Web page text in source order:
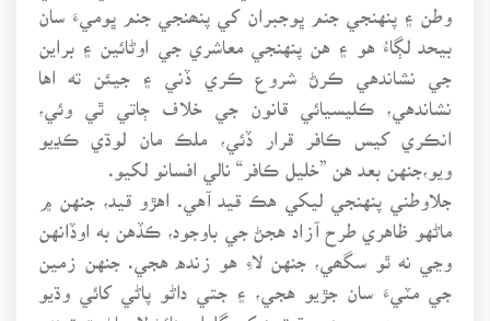
وطن ۽ پنهنجي جنم ڀوجبران کي پنھنجي جنم ڀوميءَ سان
بيحد لڳاءُ هو ۽ هن پنهنجي معاشري جي اوڻائين ۽ براين
جي نشاندهي ڪرڻ شروع ڪري ڏني ۽ جيئن ته اها
نشاندهي، ڪليسيائي قانون جي خلاف ڄاتي ٿي وئي،
انڪري کيس ڪافر قرار ڏئي، ملڪ مان لوڌي ڪڍيو
ويو،جنهن بعد هن ”خليل ڪافر“ نالي افسانو لکيو.
جلاوطني پنهنجي ليکي هڪ قيد آهي. اهڙو قيد، جنهن ۾
ماڻهو ظاهري طرح آزاد هجڻ جي باوجود، ڪڏهن به اوڏانهن
وڃي نه ٿو سگھي، جنهن لاءِ هو زنده هجي. جنهن زمين
جي مٽيءَ سان جڙيو هجي، ۽ جتي داڻو پاڻي کائي وڌيو
ويجهيو هجي، جنهن ڌرتيءَ کي گلزار بنائڻ لاءِ پاڻ پتوڙيندو